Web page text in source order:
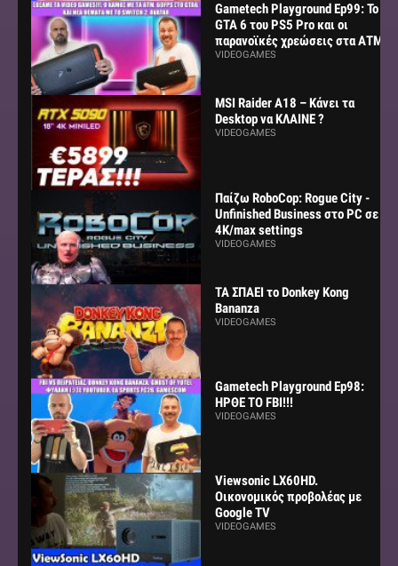
Gametech Playground Ep99: Το
GTA 6 του PS5 Pro και οι
παρανοϊκές χρεώσεις στα ΑΤΜ
VIDEOGAMES
MSI Raider A18 – Κάνει τα
Desktop να ΚΛΑΙΝΕ ?
VIDEOGAMES
Παίζω RoboCop: Rogue City -
Unfinished Business στο PC σε
4K/max settings
VIDEOGAMES
ΤΑ ΣΠΑΕΙ το Donkey Kong
Bananza
VIDEOGAMES
Gametech Playground Ep98:
ΗΡΘΕ ΤΟ FBI!!!
VIDEOGAMES
Viewsonic LX60HD.
Οικονομικός προβολέας με
Google TV
VIDEOGAMES